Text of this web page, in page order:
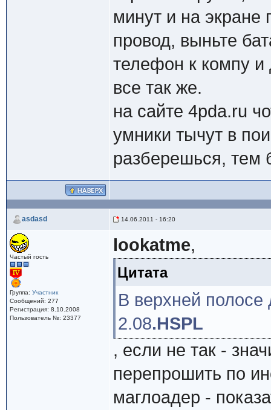
минут и на экране
провод, выньте
телефон к компу и
все так же.
на сайте 4pda.ru
умники тычут в
разберешься, тем
asdasd 14.06.2011 - 16:20
Частый гость
Группа: Участник
Сообщений: 277
Регистрация: 8.10.2008
Пользователь №: 23377
lookatme,
Цитата
В верхней полосе
2.08.HSPL
, если не так -
перепрошить по
маглоадер -